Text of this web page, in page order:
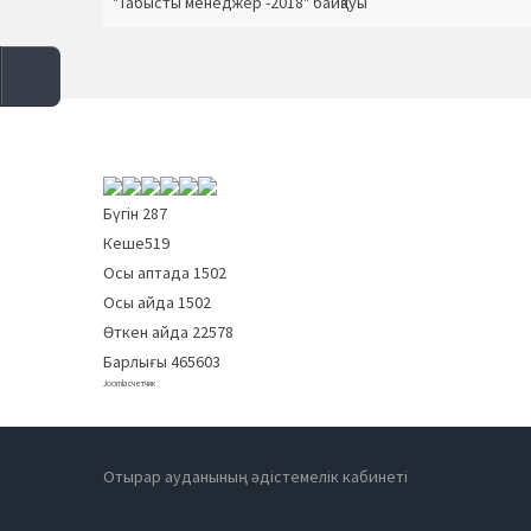
Бүгін 287
Кеше519
Осы аптада 1502
Осы айда 1502
Өткен айда 22578
Барлығы 465603
Joomla счетчик
Отырар ауданының әдістемелік кабинеті